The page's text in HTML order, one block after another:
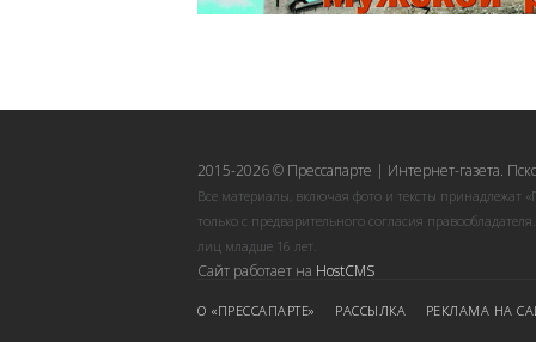
2015-2026 © Прессапарте | Интернет-газета.
Все материалы, включая фото и тексты принадлежат
только с предварительного согласия
лиц младше 16 лет.
Сайт работает на HostCMS
О «ПРЕССАПАРТЕ» РАССЫЛКА РЕКЛАМА НА